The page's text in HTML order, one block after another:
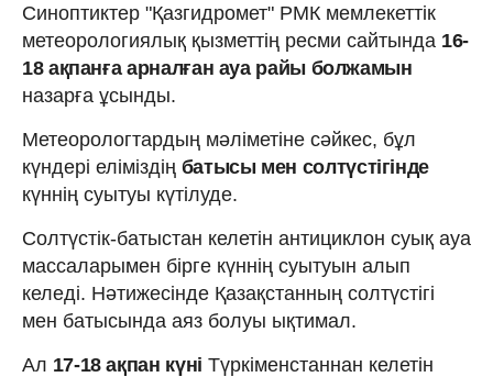
Синоптиктер "Қазгидромет" РМК мемлекеттік
метеорологиялық қызметтің ресми сайтында 16-
18 ақпанға арналған ауа райы болжамын
назарға ұсынды.
Метеорологтардың мәліметіне сәйкес, бұл
күндері еліміздің батысы мен солтүстігінде
күннің суытуы күтілуде.
Солтүстік-батыстан келетін антициклон суық ауа
массаларымен бірге күннің суытуын алып
келеді. Нәтижесінде Қазақстанның солтүстігі
мен батысында аяз болуы ықтимал.
Ал 17-18 ақпан күні Түркіменстаннан келетін